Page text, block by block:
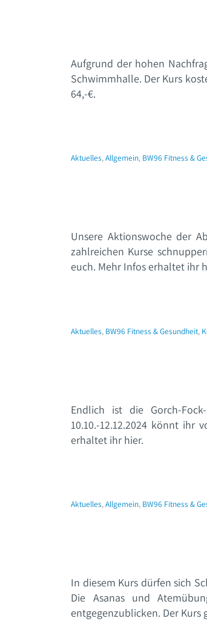
Aufgrund der hohen
Schwimmhalle. Der Kurs
64,-€.
Aktuelles,Allgemein, BW96 Fitness &
Unsere Aktionswoche der
zahlreichen Kurse
euch. Mehr Infos erhaltet ihr
Aktuelles, BW96 Fitness & Gesundheit,
Endlich ist die Gorch-
10.10.-12.12.2024 könnt ihr
erhaltet ihr hier.
Aktuelles,Allgemein, BW96 Fitness &
In diesem Kurs dürfen sich
Die Asanas und
entgegenzublicken. Der